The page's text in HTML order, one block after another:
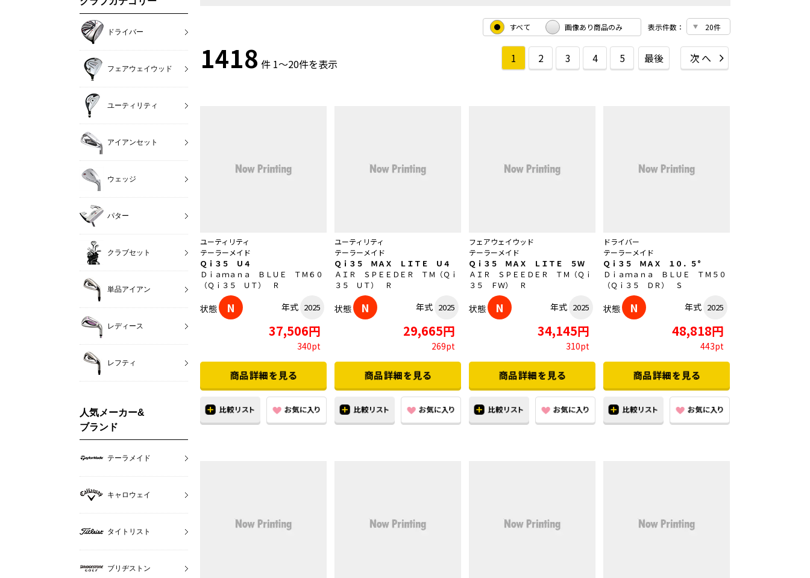
すべて 画像あり商品のみ 表示件数：
1418 件 1～20件を表示 1 2 3 4 5 最後 次へ
ユーティリティ
テーラーメイド
Ｑｉ３５ Ｕ４
Ｄｉａｍａｎａ ＢＬＵＥ ＴＭ６０
（Ｑｉ３５ ＵＴ） Ｒ
状態 N 年式 2025
37,506円
340pt
ユーティリティ
テーラーメイド
Ｑｉ３５ ＭＡＸ ＬＩＴＥ Ｕ４
ＡＩＲ ＳＰＥＥＤＥＲ ＴＭ（Ｑｉ
３５ ＵＴ） Ｒ
状態 N 年式 2025
29,665円
269pt
フェアウェイウッド
テーラーメイド
Ｑｉ３５ ＭＡＸ ＬＩＴＥ ５Ｗ
ＡＩＲ ＳＰＥＥＤＥＲ ＴＭ（Ｑｉ
３５ ＦＷ） Ｒ
状態 N 年式 2025
34,145円
310pt
ドライバー
テーラーメイド
Ｑｉ３５ ＭＡＸ １０．５°
Ｄｉａｍａｎａ ＢＬＵＥ ＴＭ５０
（Ｑｉ３５ ＤＲ） Ｓ
状態 N 年式 2025
48,818円
443pt
ドライバー
フェアウェイウッド
ユーティリティ
アイアンセット
ウェッジ
パター
クラブセット
単品アイアン
レディース
レフティ
人気メーカー&
ブランド
テーラメイド
キャロウェイ
タイトリスト
ブリヂストン